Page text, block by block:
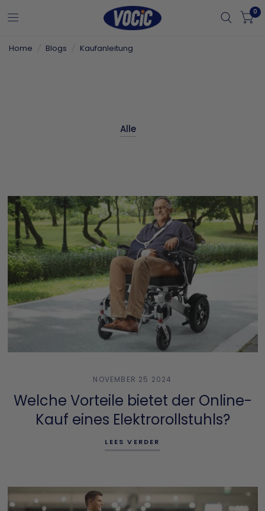
0
Home Blogs Kaufanleitung
Alle
NOVEMBER 25 2024
Welche Vorteile bietet der Online-
Kauf eines Elektrorollstuhls?
LEES VERDER